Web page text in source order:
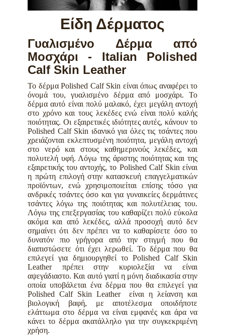
Είδη Δέρματος
Γυαλισμένο Δέρμα από
Μοσχάρι - Italian Polished
Calf Skin Leather
Το δέρμα Polished Calf Skin είναι όπως αναφέρει το
όνομά του, γυαλισμένο δέρμα από μοσχάρι. To
δέρμα αυτό είναι πολύ μαλακό, έχει μεγάλη αντοχή
στο χρόνο και τους λεκέδες ενώ είναι πολύ καλής
ποιότητας. Οι εξαιρετικές ιδιότητες αυτές, κάνουν το
Polished Calf Skin ιδανικό για όλες τις τσάντες που
χρειάζονται εκλεπτυσμένη ποιότητα, μεγάλη αντοχή
στο νερό και στους καθημερινούς λεκέδες, και
πολυτελή υφή. Λόγω της άριστης ποιότητας και της
εξαιρετικής του αντοχής, το Polished Calf Skin είναι
η πρώτη επιλογή στην κατασκευή επαγγελματικών
προϊόντων, ενώ χρησιμοποιείται επίσης τόσο για
ανδρικές τσάντες όσο και για γυναικείες δερμάτινες
τσάντες λόγω της ποιότητας και πολυτέλειας του.
Λόγω της επεξεργασίας του καθαρίζει πολύ εύκολα
ακόμα και από λεκέδες, αλλά προσοχή αυτό δεν
σημαίνει ότι δεν πρέπει να το καθαρίσετε όσο το
δυνατόν πιο γρήγορα από την στιγμή που θα
διαπιστώσετε ότι έχει λερωθεί. Το δέρμα που θα
επιλεγεί για δημιουργηθεί το Polished Calf Skin
Leather πρέπει στην κυριολεξία να είναι
αψεγάδιαστο. Και αυτό γιατί η μόνη διαδικασία στην
οποία υποβάλεται ένα δέρμα που θα επιλεγεί για
Polished Calf Skin Leather είναι η λείανση και
βιολογική βαφή, με αποτέλεσμα οποιδήποτε
ελάττωμα στο δέρμα να είναι εμφανές και άρα να
κάνει το δέρμα ακατάλληλο για την συγκεκριμένη
χρήση.